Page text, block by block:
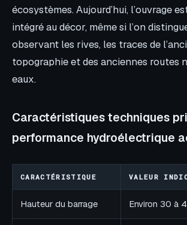
écosystèmes. Aujourd’hui, l’ouvrage
intégré au décor, même si l’on
observant les rives, les traces de
topographie et des anciennes routes
eaux.
Caractéristiques techniques
performance hydroélectrique
CARACTÉRISTIQUE VALEUR
Hauteur du barrage Environ 30 à